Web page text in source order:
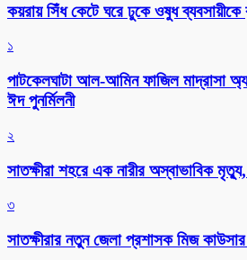
কয়রায় সিঁধ কেটে ঘরে ঢুকে ওষুধ
১
পাটকেলঘাটা আল-আমিন ফাজিল মাদ্রাসা
ঈদ পুনর্মিলনী
২
সাতক্ষীরা শহরে এক নারীর অস্বাভাবিক
৩
সাতক্ষীরার নতুন জেলা প্রশাসক মিজ